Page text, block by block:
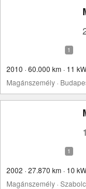
2010 · 60.000 km · 11
Magánszemély ·
2002 · 27.870 km · 10
Magánszemély ·